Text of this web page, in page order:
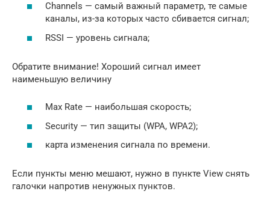
Channels — самый важный параметр, те самые
каналы, из-за которых часто сбивается сигнал;
RSSI — уровень сигнала;
Обратите внимание! Хороший сигнал имеет
наименьшую величину
Max Rate — наибольшая скорость;
Security — тип защиты (WPA, WPA2);
карта изменения сигнала по времени.
Если пункты меню мешают, нужно в пункте View снять
галочки напротив ненужных пунктов.